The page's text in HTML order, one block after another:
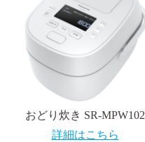
おどり炊き SR-MPW102
詳細はこちら